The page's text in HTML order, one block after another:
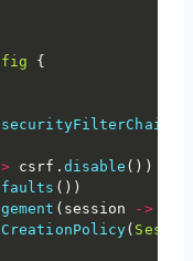
{
securityFilterChain
csrf . disable ( ) )
( ) )
( session ->
(